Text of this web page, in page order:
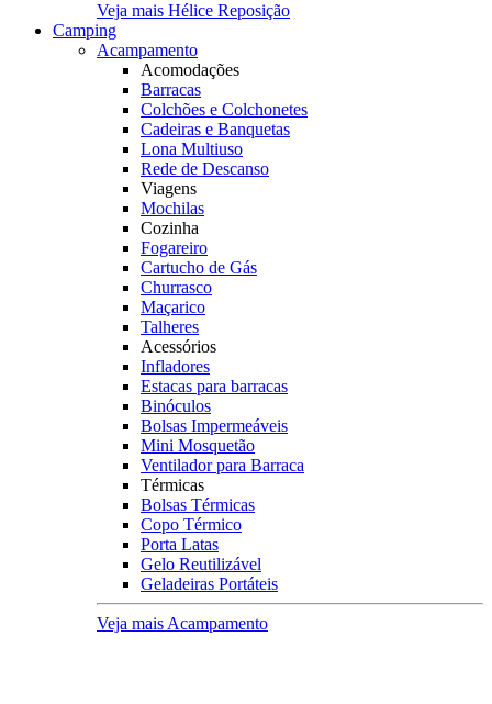
Veja mais Hélice Reposição
Camping
Acampamento
Acomodações
Barracas
Colchões e Colchonetes
Cadeiras e Banquetas
Lona Multiuso
Rede de Descanso
Viagens
Mochilas
Cozinha
Fogareiro
Cartucho de Gás
Churrasco
Maçarico
Talheres
Acessórios
Infladores
Estacas para barracas
Binóculos
Bolsas Impermeáveis
Mini Mosquetão
Ventilador para Barraca
Térmicas
Bolsas Térmicas
Copo Térmico
Porta Latas
Gelo Reutilizável
Geladeiras Portáteis
Veja mais Acampamento